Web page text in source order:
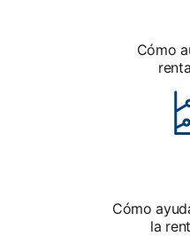
Cómo
Cómo
la